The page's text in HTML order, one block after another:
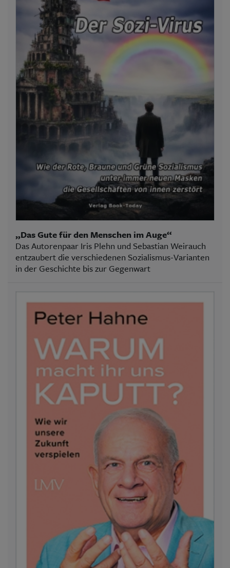
„Das Gute für den Menschen im Auge“
Das Autorenpaar Iris Plehn und Sebastian Weirauch
entzaubert die verschiedenen Sozialismus-Varianten
in der Geschichte bis zur Gegenwart